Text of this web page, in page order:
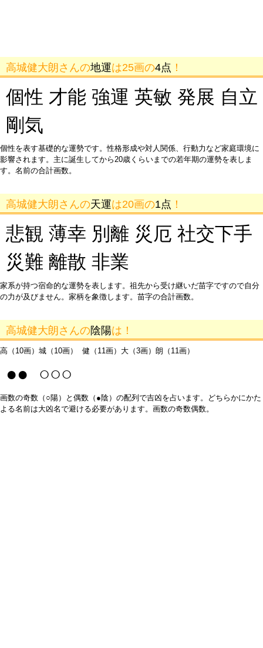
高城健大朗さんの地運は25画の4点 ！
個性 才能 強運 英敏 発展 自立
剛気
個性を表す基礎的な運勢です。性格形成や対人関係、行動力など家庭環境に
影響されます。主に誕生してから20歳くらいまでの若年期の運勢を表しま
す。名前の合計画数。
高城健大朗さんの天運は20画の1点 ！
悲観 薄幸 別離 災厄 社交下手
災難 離散 非業
家系が持つ宿命的な運勢を表します。祖先から受け継いだ苗字ですので自分
の力が及びません。家柄を象徴します。苗字の合計画数。
高城健大朗さんの陰陽は！
高（10画）城（10画） 健（11画）大（3画）朗（11画）
●● ○○○
画数の奇数（○陽）と偶数（●陰）の配列で吉凶を占います。どちらかにかた
よる名前は大凶名で避ける必要があります。画数の奇数偶数。